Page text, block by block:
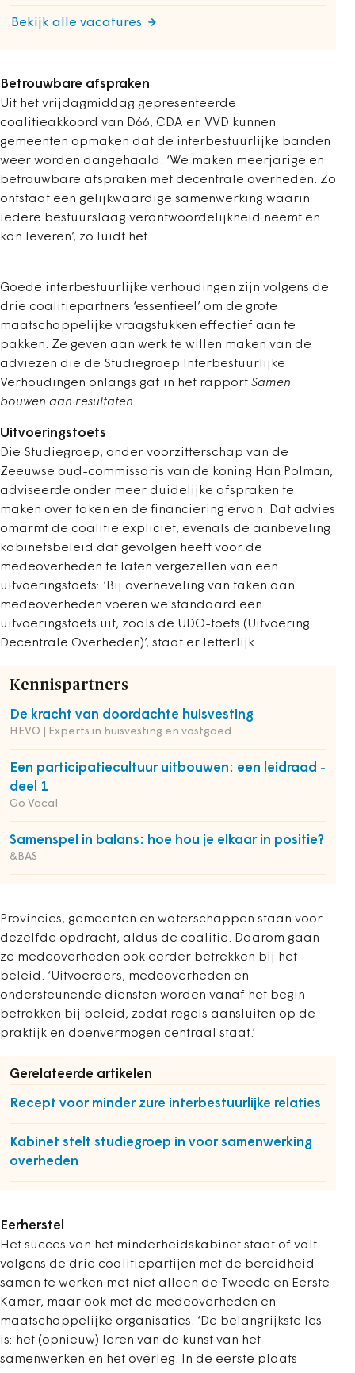
Bekijk alle vacatures
Betrouwbare afspraken
Uit het vrijdagmiddag gepresenteerde
coalitieakkoord van D66, CDA en VVD kunnen
gemeenten opmaken dat de interbestuurlijke banden
weer worden aangehaald. ‘We maken meerjarige en
betrouwbare afspraken met decentrale overheden. Zo
ontstaat een gelijkwaardige samenwerking waarin
iedere bestuurslaag verantwoordelijkheid neemt en
kan leveren’, zo luidt het.
Goede interbestuurlijke verhoudingen zijn volgens de
drie coalitiepartners ‘essentieel’ om de grote
maatschappelijke vraagstukken effectief aan te
pakken. Ze geven aan werk te willen maken van de
adviezen die de Studiegroep Interbestuurlijke
Verhoudingen onlangs gaf in het rapport Samen
bouwen aan resultaten.
Uitvoeringstoets
Die Studiegroep, onder voorzitterschap van de
Zeeuwse oud-commissaris van de koning Han Polman,
adviseerde onder meer duidelijke afspraken te
maken over taken en de financiering ervan. Dat advies
omarmt de coalitie expliciet, evenals de aanbeveling
kabinetsbeleid dat gevolgen heeft voor de
medeoverheden te laten vergezellen van een
uitvoeringstoets: ‘Bij overheveling van taken aan
medeoverheden voeren we standaard een
uitvoeringstoets uit, zoals de UDO-toets (Uitvoering
Decentrale Overheden)’, staat er letterlijk.
Kennispartners
De kracht van doordachte huisvesting
HEVO | Experts in huisvesting en vastgoed
Een participatiecultuur uitbouwen: een leidraad -
deel 1
Go Vocal
Samenspel in balans: hoe hou je elkaar in positie?
&BAS
Provincies, gemeenten en waterschappen staan voor
dezelfde opdracht, aldus de coalitie. Daarom gaan
ze medeoverheden ook eerder betrekken bij het
beleid. ‘Uitvoerders, medeoverheden en
ondersteunende diensten worden vanaf het begin
betrokken bij beleid, zodat regels aansluiten op de
praktijk en doenvermogen centraal staat.’
Gerelateerde artikelen
Recept voor minder zure interbestuurlijke relaties
Kabinet stelt studiegroep in voor samenwerking
overheden
Eerherstel
Het succes van het minderheidskabinet staat of valt
volgens de drie coalitiepartijen met de bereidheid
samen te werken met niet alleen de Tweede en Eerste
Kamer, maar ook met de medeoverheden en
maatschappelijke organisaties. ‘De belangrijkste les
is: het (opnieuw) leren van de kunst van het
samenwerken en het overleg. In de eerste plaats